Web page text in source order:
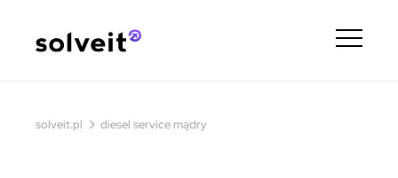
solveit.pl › diesel service mądry